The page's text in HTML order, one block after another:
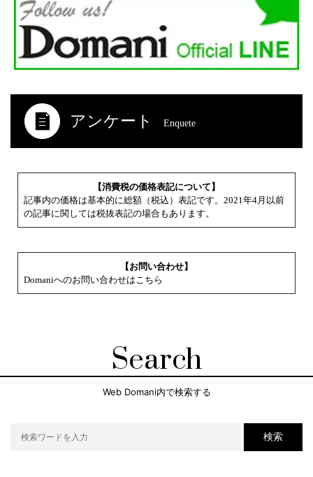
アンケート Enquete
【消費税の価格表記について】
記事内の価格は基本的に総額（税込）表記です。2021年4月以前
の記事に関しては税抜表記の場合もあります。
【お問い合わせ】
Domaniへのお問い合わせはこちら
Search
Web Domani内で検索する
検索